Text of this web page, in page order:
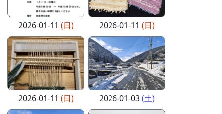
2026-01-11 (日) 2026-01-11 (日)
2026-01-11 (日) 2026-01-03(土)